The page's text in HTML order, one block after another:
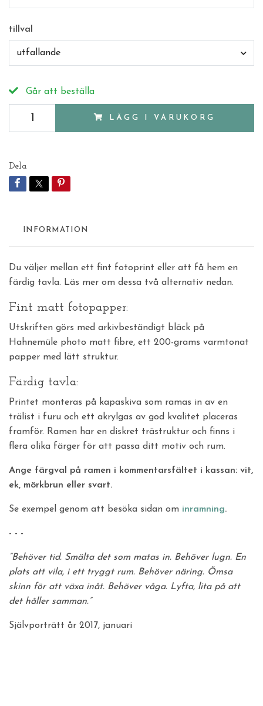
tillval
utfallande
Går att beställa
LÄGG I VARUKORG
Dela
INFORMATION
Du väljer mellan ett fint fotoprint eller att få hem en
färdig tavla. Läs mer om dessa två alternativ nedan.
Fint matt fotopapper:
Utskriften görs med arkivbeständigt bläck på
Hahnemüle photo matt fibre, ett 200-grams varmtonat
papper med lätt struktur.
Färdig tavla:
Printet monteras på kapaskiva som ramas in av en
trälist i furu och ett akrylgas av god kvalitet placeras
framför. Ramen har en diskret trästruktur och finns i
flera olika färger för att passa ditt motiv och rum.
Ange färgval på ramen i kommentarsfältet i kassan: vit,
ek, mörkbrun eller svart.
Se exempel genom att besöka sidan om inramning.
- - -
“Behöver tid. Smälta det som matas in. Behöver lugn. En
plats att vila, i ett tryggt rum. Behöver näring. Ömsa
skinn för att växa inåt. Behöver våga. Lyfta, lita på att
det håller samman.”
Självporträtt år 2017, januari